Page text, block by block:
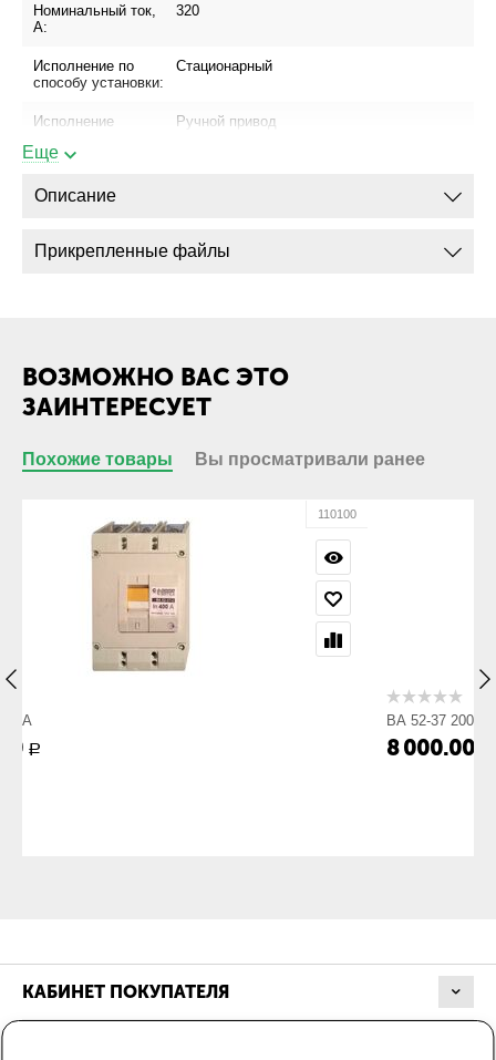
Номинальный ток,
А:
320
Исполнение по
способу установки:
Стационарный
Исполнение
Ручной привод
шинопровода:
кабеля с
кабельным
наконечника:
Габарит ШхВхГ,
150х225х153
Еще
Описание
Прикрепленные файлы
ВОЗМОЖНО ВАС ЭТО
ЗАИНТЕРЕСУЕТ
Похожие товары Вы просматривали ранее
ВА 52-37 160А
8 000.00
ВА
8
КАБИНЕТ ПОКУПАТЕЛЯ